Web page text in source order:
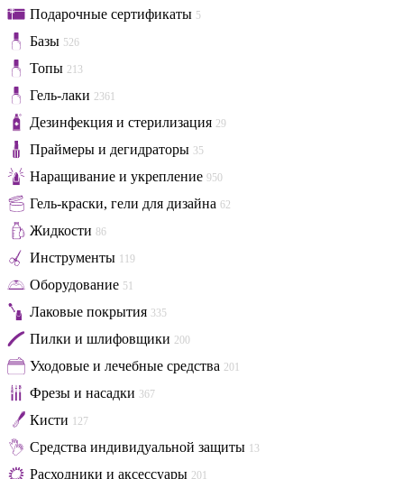
Подарочные сертификаты 5
Базы 526
Топы 213
Гель-лаки 2361
Дезинфекция и стерилизация 29
Праймеры и дегидраторы 35
Наращивание и укрепление 950
Гель-краски, гели для дизайна 62
Жидкости 86
Инструменты 119
Оборудование 51
Лаковые покрытия 335
Пилки и шлифовщики 200
Уходовые и лечебные средства 201
Фрезы и насадки 367
Кисти 127
Средства индивидуальной защиты 13
Расходники и аксессуары 201